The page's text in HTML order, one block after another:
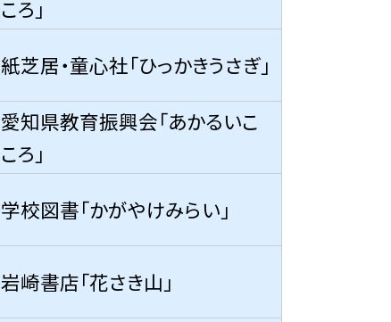
ころ」
紙芝居・童心社「ひっかきうさぎ」
愛知県教育振興会「あかるいこ
ころ」
学校図書「かがやけみらい」
岩崎書店「花さき山」